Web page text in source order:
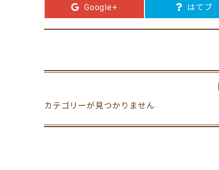
Google+ はてブ
カテゴリーが見つかりません